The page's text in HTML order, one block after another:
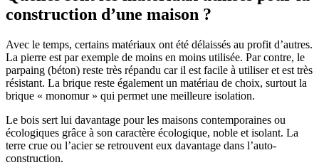
construction d’une maison ?
Avec le temps, certains matériaux ont été délaissés au profit d’autres.
La pierre est par exemple de moins en moins utilisée. Par contre, le
parpaing (béton) reste très répandu car il est facile à utiliser et est très
résistant. La brique reste également un matériau de choix, surtout la
brique « monomur » qui permet une meilleure isolation.
Le bois sert lui davantage pour les maisons contemporaines ou
écologiques grâce à son caractère écologique, noble et isolant. La
terre crue ou l’acier se retrouvent eux davantage dans l’auto-
construction.